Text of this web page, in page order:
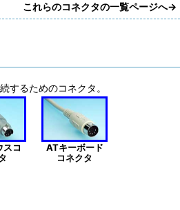
これらのコネクタの一覧ページへ→
するためのコネクタ。
スコ
ATキーボード
コネクタ